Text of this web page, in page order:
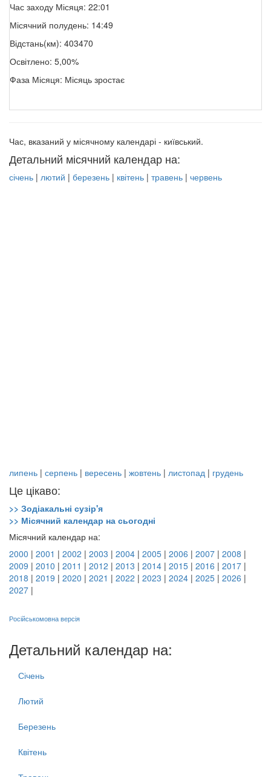
Час заходу Місяця: 22:01
Місячний полудень: 14:49
Відстань(км): 403470
Освітлено: 5,00%
Фаза Місяця: Місяць зростає
Час, вказаний у місячному календарі - київський.
Детальний місячний календар на:
січень | лютий | березень | квітень | травень | червень
липень | серпень | вересень | жовтень | листопад | грудень
Це цікаво:
>> Зодіакальні сузір'я
>> Місячний календар на сьогодні
Місячний календар на:
2000 | 2001 | 2002 | 2003 | 2004 | 2005 | 2006 | 2007 | 2008 |
2009 | 2010 | 2011 | 2012 | 2013 | 2014 | 2015 | 2016 | 2017 |
2018 | 2019 | 2020 | 2021 | 2022 | 2023 | 2024 | 2025 | 2026 |
2027 |
Російськомовна версія
Детальний календар на:
Січень
Лютий
Березень
Квітень